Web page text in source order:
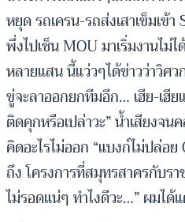
หยุด รถเครน-รถส่งเสาเข็มเข้
พึ่งไปเซ็น MOU มาเริ่มงานไม่
หลายแสน นี้แว่วๆได้ข่าวว่าวิศ
ขู่จะลาออกยกทีมอีก… เฮีย-เฮีย
ติดคุกหรือเปล่าวะ” น้ำเสียงจ
คิดอะไรไม่ออก “แบงก์ไม่ปล่อ
ถึง โครงการที่สมุทรสาครกับรา
ไม่รอดแน่ๆ ทำไงดีวะ…” ผมได้